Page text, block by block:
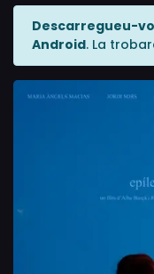
Descarregueu-
Android. La